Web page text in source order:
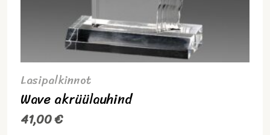
Lasipalkinnot
Wave akrüülauhind
41,00€